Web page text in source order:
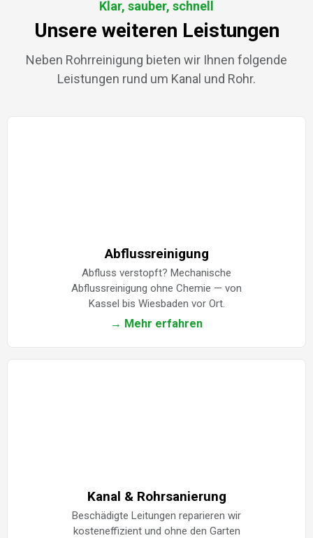
Klar, sauber, schnell
Unsere weiteren Leistungen
Neben Rohrreinigung bieten wir Ihnen folgende
Leistungen rund um Kanal und Rohr.
Abflussreinigung
Abfluss verstopft? Mechanische
Abflussreinigung ohne Chemie — von
Kassel bis Wiesbaden vor Ort.
→ Mehr erfahren
Kanal & Rohrsanierung
Beschädigte Leitungen reparieren wir
kosteneffizient und ohne den Garten